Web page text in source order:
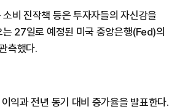
비 진작책 등은 투자자들의 자신감을
27일로 예정된 미국 중앙은행(Fed)의
측했다.
익과 전년 동기 대비 증가율을 발표한다.